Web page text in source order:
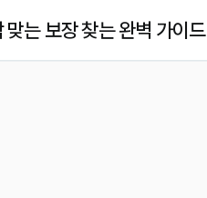
는 보장 찾는 완벽 가이드